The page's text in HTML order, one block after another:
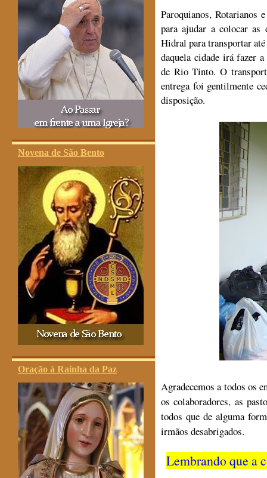
Novena de São Bento
Oração à Rainha da Paz
Paroquianos, Rotarianos
para ajudar a colocar as
Hidral para transportar
daquela cidade irá fazer
de Rio Tinto. O
entrega foi gentilmente
disposição.
Agradecemos a todos os
os colaboradores, as
todos que de alguma
irmãos desabrigados.
Lembrando que a